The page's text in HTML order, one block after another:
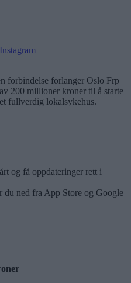
Instagram
forbindelse forlanger Oslo Frp
200 millioner kroner til å starte
fullverdig lokalsykehus.
og få oppdateringer rett i
du ned fra App Store og Google